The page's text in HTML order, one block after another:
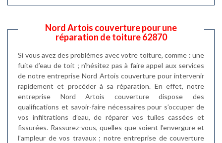
Nord Artois couverture pour une
réparation de toiture 62870
Si vous avez des problèmes avec votre toiture, comme : une
fuite d’eau de toit ; n’hésitez pas à faire appel aux services
de notre entreprise Nord Artois couverture pour intervenir
rapidement et procéder à sa réparation. En effet, notre
entreprise Nord Artois couverture dispose des
qualifications et savoir-faire nécessaires pour s’occuper de
vos infiltrations d’eau, de réparer vos tuiles cassées et
fissurées. Rassurez-vous, quelles que soient l’envergure et
l’ampleur de vos travaux ; notre entreprise de couverture